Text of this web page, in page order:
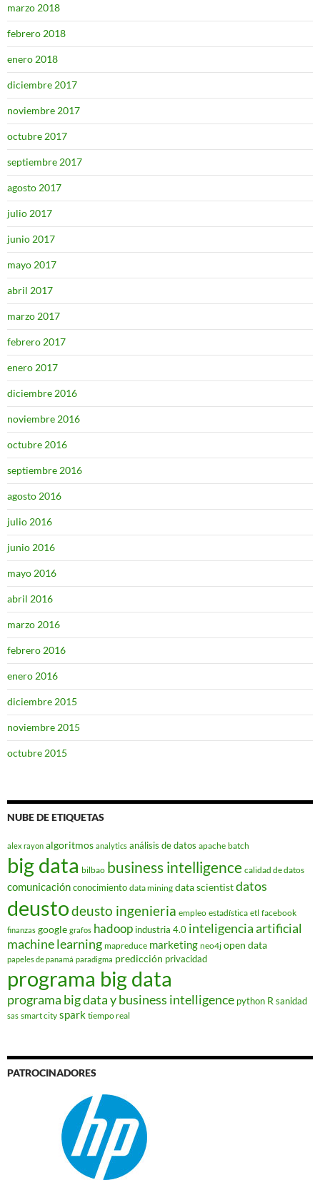
marzo 2018
febrero 2018
enero 2018
diciembre 2017
noviembre 2017
octubre 2017
septiembre 2017
agosto 2017
julio 2017
junio 2017
mayo 2017
abril 2017
marzo 2017
febrero 2017
enero 2017
diciembre 2016
noviembre 2016
octubre 2016
septiembre 2016
agosto 2016
julio 2016
junio 2016
mayo 2016
abril 2016
marzo 2016
febrero 2016
enero 2016
diciembre 2015
noviembre 2015
octubre 2015
NUBE DE ETIQUETAS
alex rayon algoritmos analytics análisis de datos apache batch
big data bilbao business intelligence calidad de datos
comunicaciónconocimiento data mining data scientistdatos
deustodeusto ingenieria empleo estadística etl facebook
finanzas google grafos hadoop industria 4.0 inteligencia artificial
machine learning mapreduce marketing neo4j open data
papeles de panamá paradigma predicción privacidad
programa big data
programa big data y business intelligence python R sanidad
sas smart city spark tiempo real
PATROCINADORES